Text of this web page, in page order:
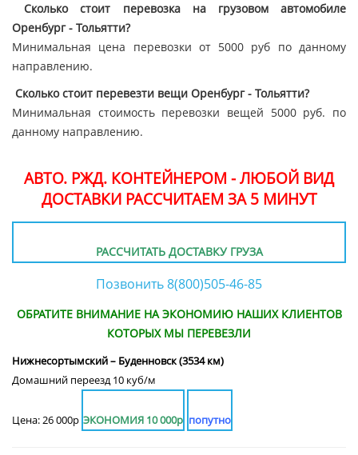
Сколько стоит перевозка на грузовом автомобиле
Оренбург - Тольятти?
Минимальная цена перевозки от 5000 руб по данному
направлению.
Сколько стоит перевезти вещи Оренбург - Тольятти?
Минимальная стоимость перевозки вещей 5000 руб. по
данному направлению.
АВТО. РЖД. КОНТЕЙНЕРОМ - ЛЮБОЙ ВИД
ДОСТАВКИ РАССЧИТАЕМ ЗА 5 МИНУТ
РАССЧИТАТЬ ДОСТАВКУ ГРУЗА
Позвонить 8(800)505-46-85
ОБРАТИТЕ ВНИМАНИЕ НА ЭКОНОМИЮ НАШИХ КЛИЕНТОВ
КОТОРЫХ МЫ ПЕРЕВЕЗЛИ
Нижнесортымский – Буденновск (3534 км)
Домашний переезд 10 куб/м
Цена: 26 000р ЭКОНОМИЯ 10 000р попутно